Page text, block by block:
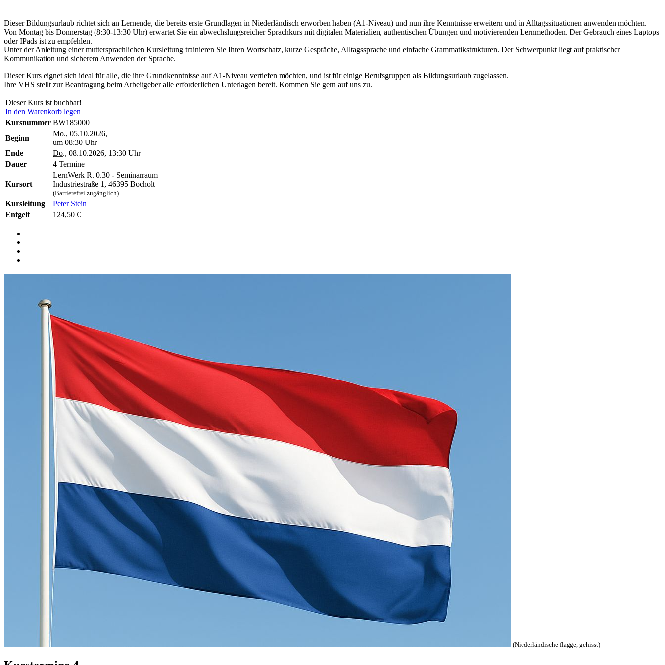
Dieser Bildungsurlaub richtet sich an Lernende, die bereits erste Grundlagen in Niederländisch erworben haben (A1-Niveau) und nun ihre Kenntnisse erweitern und in Alltagssituationen anwenden möchten.
Von Montag bis Donnerstag (8:30-13:30 Uhr) erwartet Sie ein abwechslungsreicher Sprachkurs mit digitalen Materialien, authentischen Übungen und motivierenden Lernmethoden. Der Gebrauch eines Laptops
oder IPads ist zu empfehlen.
Unter der Anleitung einer muttersprachlichen Kursleitung trainieren Sie Ihren Wortschatz, kurze Gespräche, Alltagssprache und einfache Grammatikstrukturen. Der Schwerpunkt liegt auf praktischer
Kommunikation und sicherem Anwenden der Sprache.
Dieser Kurs eignet sich ideal für alle, die ihre Grundkenntnisse auf A1-Niveau vertiefen möchten, und ist für einige Berufsgruppen als Bildungsurlaub zugelassen.
Ihre VHS stellt zur Beantragung beim Arbeitgeber alle erforderlichen Unterlagen bereit. Kommen Sie gern auf uns zu.
Dieser Kurs ist buchbar!
In den Warenkorb legen
Kursnummer BW185000
Beginn
Mo., 05.10.2026,
um 08:30 Uhr
Ende
Do., 08.10.2026, 13:30 Uhr
Dauer
4 Termine
Kursort
LernWerk R. 0.30 - Seminarraum
Industriestraße 1, 46395 Bocholt
(Barrierefrei zugänglich)
Kursleitung
Peter Stein
Entgelt
124,50 €
(Niederländische flagge, gehisst)